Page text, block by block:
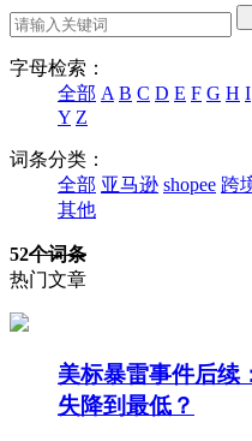
字母检索：
全部 A B C D E F G H I
Y Z
词条分类：
全部 亚马逊 shopee 跨
其他
52个词条
热门文章
美标暴雷事件后续
失降到最低？